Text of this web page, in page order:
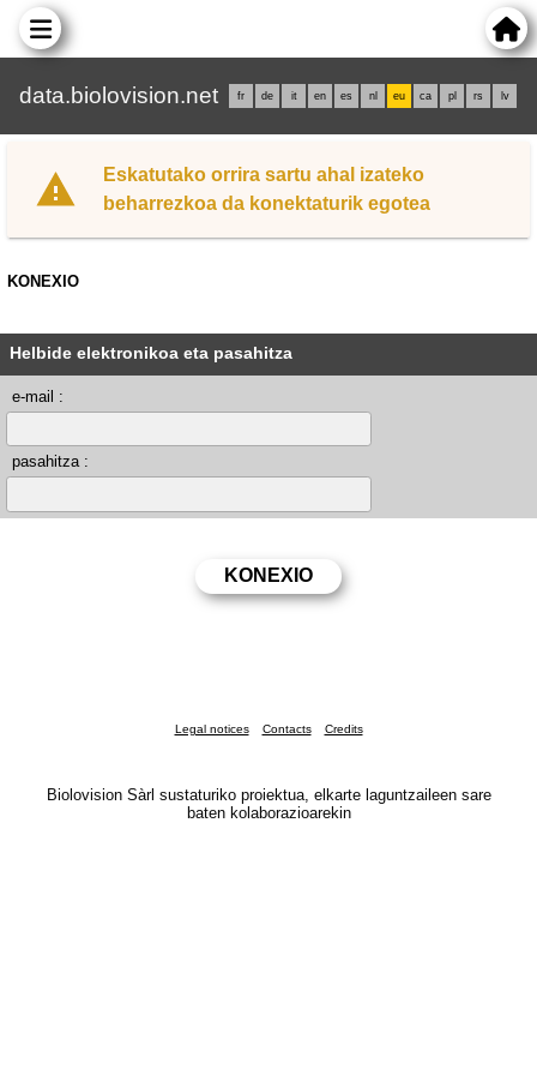
data.biolovision.net fr de it en es nl eu ca pl rs lv
Eskatutako orrira sartu ahal izateko
beharrezkoa da konektaturik egotea
KONEXIO
Helbide elektronikoa eta pasahitza
e-mail :
pasahitza :
Legal notices Contacts Credits
Biolovision Sàrl sustaturiko proiektua, elkarte laguntzaileen sare
baten kolaborazioarekin